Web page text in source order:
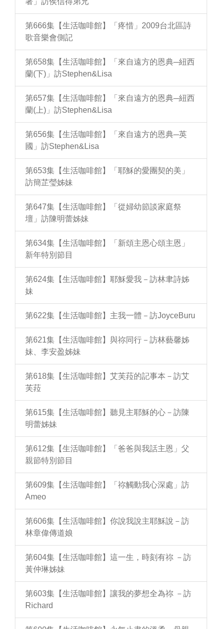
第666集【生活咖啡館】「疼惜」2009台北區詩
歌音樂會側記
第658集【生活咖啡館】「來自遠方的恩典─紐西
蘭(下)」訪Stephen&Lisa
第657集【生活咖啡館】「來自遠方的恩典─紐西
蘭(上)」訪Stephen&Lisa
第656集【生活咖啡館】「來自遠方的恩典─英
國」訪Stephen&Lisa
第653集【生活咖啡館】「耶穌的愛團契的美」
訪簡芷瑩姊妹
第647集【生活咖啡館】「從婦幼節談家庭祭
壇」訪陳明蕾姊妹
第634集【生活咖啡館】「新頌主恩心頌主恩」
新年特別節目
第624集【生活咖啡館】耶穌愛我－訪林聿詩姊
妹
第622集【生活咖啡館】主我一體－訪JoyceBuru
第621集【生活咖啡館】與祢同行－訪林藝馨姊
妹、李安盈姊妹
第618集【生活咖啡館】艾芙菈的記事本－訪艾
芙菈
第615集【生活咖啡館】聽見主耶穌的心－訪陳
明蕾姊妹
第612集【生活咖啡館】「爸爸與我話主恩」父
親節特別節目
第609集【生活咖啡館】「祢觸動我心深處」訪
Ameo
第606集【生活咖啡館】你說我說主耶穌說－訪
林章偉傳道娘
第604集【生活咖啡館】這一生，時刻有祢 －訪
黃仲琳姊妹
第603集【生活咖啡館】讓我的夢想全為祢 －訪
Richard